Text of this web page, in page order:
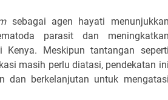
sebagai agen hayati menunjukkan
parasit dan meningkatkan
Meskipun tantangan seperti
masih perlu diatasi, pendekatan ini
dan berkelanjutan untuk mengatasi